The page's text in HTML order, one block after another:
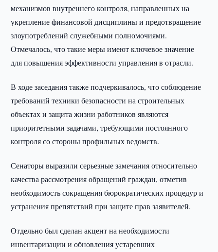
механизмов внутреннего контроля, направленных на
укрепление финансовой дисциплины и предотвращение
злоупотреблений служебными полномочиями.
Отмечалось, что такие меры имеют ключевое значение
для повышения эффективности управления в отрасли.
В ходе заседания также подчеркивалось, что соблюдение
требований техники безопасности на строительных
объектах и защита жизни работников являются
приоритетными задачами, требующими постоянного
контроля со стороны профильных ведомств.
Сенаторы выразили серьезные замечания относительно
качества рассмотрения обращений граждан, отметив
необходимость сокращения бюрократических процедур и
устранения препятствий при защите прав заявителей.
Отдельно был сделан акцент на необходимости
инвентаризации и обновления устаревших